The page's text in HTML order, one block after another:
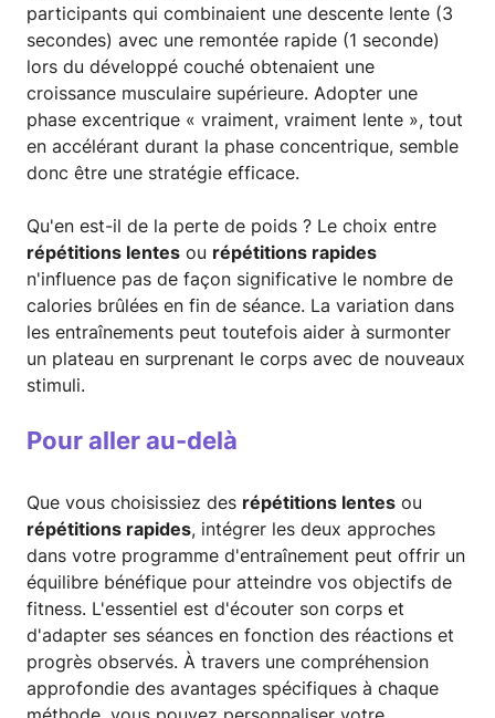
participants qui combinaient une descente lente (3
secondes) avec une remontée rapide (1 seconde)
lors du développé couché obtenaient une
croissance musculaire supérieure. Adopter une
phase excentrique « vraiment, vraiment lente », tout
en accélérant durant la phase concentrique, semble
donc être une stratégie efficace.
Qu'en est-il de la perte de poids ? Le choix entre
répétitions lentes ou répétitions rapides
n'influence pas de façon significative le nombre de
calories brûlées en fin de séance. La variation dans
les entraînements peut toutefois aider à surmonter
un plateau en surprenant le corps avec de nouveaux
stimuli.
Pour aller au-delà
Que vous choisissiez des répétitions lentes ou
répétitions rapides, intégrer les deux approches
dans votre programme d'entraînement peut offrir un
équilibre bénéfique pour atteindre vos objectifs de
fitness. L'essentiel est d'écouter son corps et
d'adapter ses séances en fonction des réactions et
progrès observés. À travers une compréhension
approfondie des avantages spécifiques à chaque